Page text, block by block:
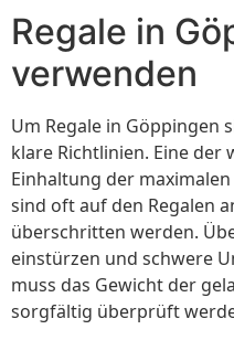
Regale in
verwenden
Um Regale in Göppingen
klare Richtlinien. Eine der
Einhaltung der
sind oft auf den Regalen
überschritten werden.
einstürzen und schwere
muss das Gewicht der
sorgfältig überprüft